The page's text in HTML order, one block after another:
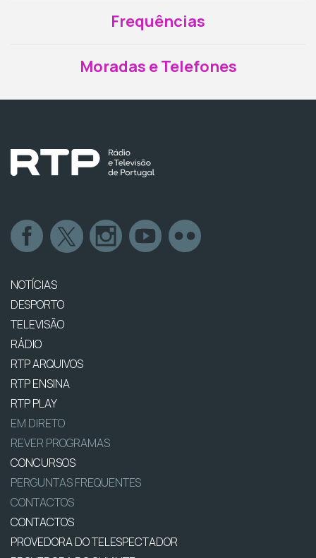
Frequências
Moradas e Telefones
NOTÍCIAS
DESPORTO
TELEVISÃO
RÁDIO
RTP ARQUIVOS
RTP ENSINA
RTP PLAY
EM DIRETO
REVER PROGRAMAS
CONCURSOS
PERGUNTAS FREQUENTES
CONTACTOS
CONTACTOS
PROVEDORA DO TELESPECTADOR